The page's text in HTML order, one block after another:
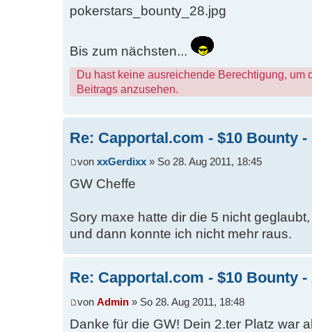
pokerstars_bounty_28.jpg
Bis zum nächsten...
Du hast keine ausreichende Berechtigung, um
Beitrags anzusehen.
Re: Capportal.com - $10 Bounty -
von xxGerdixx » So 28. Aug 2011, 18:45
GW Cheffe
Sory maxe hatte dir die 5 nicht
und dann konnte ich nicht mehr raus.
Re: Capportal.com - $10 Bounty -
von Admin » So 28. Aug 2011, 18:48
Danke für die GW! Dein 2.ter Platz war